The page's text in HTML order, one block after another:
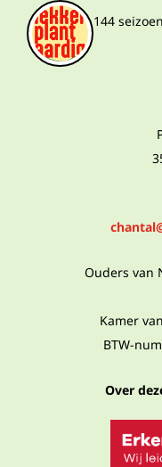
144
Ouders van
Kamer
BTW-
Over